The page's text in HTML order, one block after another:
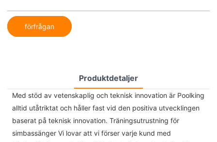
förfrågan
Produktdetaljer
Med stöd av vetenskaplig och teknisk innovation är Poolking
alltid utåtriktat och håller fast vid den positiva utvecklingen
baserat på teknisk innovation. Träningsutrustning för
simbassänger Vi lovar att vi förser varje kund med